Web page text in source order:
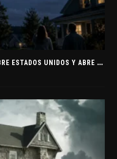
U
N METEORO EXPLOTA SOBRE ESTADOS UNIDOS Y ABRE LA PISTA DE POLAR-IM, UN POSIBLE VISITANTE INTERESTELAR